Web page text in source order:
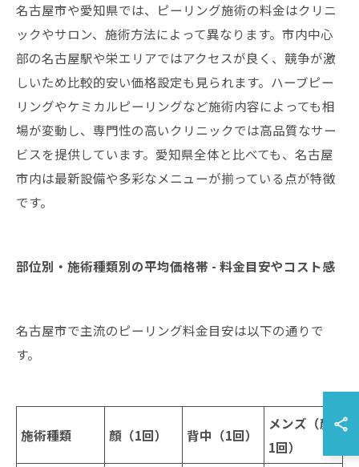
名古屋市や愛知県では、ピーリング施術の料金はクリニ
ックやサロン、施術方法によって異なります。市内中心
部の名古屋駅や栄エリアではアクセスが良く、競争が激
しいため比較的安い価格設定も見られます。ハーブピー
リングやケミカルピーリングなど施術内容によっても相
場が変動し、専門性の高いクリニックでは高品質なサー
ビスを提供しています。愛知県全体と比べても、名古屋
市内は最新設備や多彩なメニューが揃っている点が特徴
です。
部位別・施術種類別の平均価格帯 - 料金目安やコスト感
名古屋市で主流のピーリング料金目安は以下の通りで
す。
施術種類 顔（1回） 背中（1回）
メンズ（顔
1回）